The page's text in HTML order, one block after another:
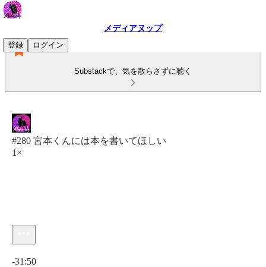
メディアヌップ
登録
ログイン
Substackで、気を散らさずに聴く
#280 宮本くんには本を書いてほしい
1×
-31:50